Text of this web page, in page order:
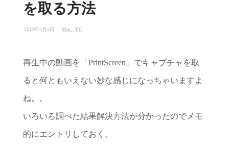
を取る方法
2012年4月5日 Mac、PC
再生中の動画を「PrintScreen」でキャプチャを取
ると何ともいえない妙な感じになっちゃいますよ
ね。。
いろいろ調べた結果解決方法が分かったのでメモ
的にエントリしておく。